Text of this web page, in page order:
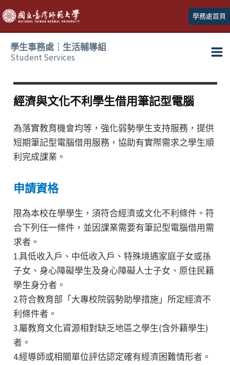
跳
至
主
學務處首頁
學生事務處┆生活輔導組
Student Services
經濟與文化不利學生借用筆記型電腦
為落實教育機會均等，強化弱勢學生支持服務，提供
短期筆記型電腦借用服務，協助有實際需求之學生順
利完成課業。
申請資格
限為本校在學學生，須符合經濟或文化不利條件。符
合下列任一條件，並因課業需要有筆記型電腦借用需
求者。
1.具低收入戶、中低收入戶、特殊境遇家庭子女或孫
子女、身心障礙學生及身心障礙人士子女、原住民籍
學生身分者。
2.符合教育部「大專校院弱勢助學措施」所定經濟不
利條件者。
3.屬教育文化資源相對缺乏地區之學生(含外籍學生)
者。
4.經導師或相關單位評估認定確有經濟困難情形者。